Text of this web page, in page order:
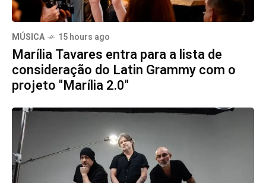
MÚSICA 15 hours ago
Marília Tavares entra para a lista de
consideração do Latin Grammy com o
projeto "Marília 2.0"